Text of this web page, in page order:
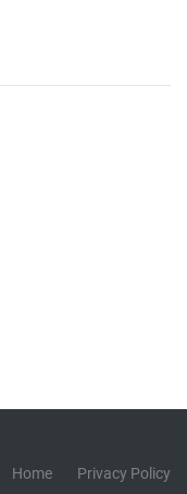
Home
Privacy Policy